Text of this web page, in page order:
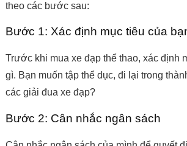
theo các bước sau:
Bước 1: Xác định mục tiêu của
Trước khi mua xe đạp thể thao, xác định
gì. Bạn muốn tập thể dục, đi lại trong
các giải đua xe đạp?
Bước 2: Cân nhắc ngân sách